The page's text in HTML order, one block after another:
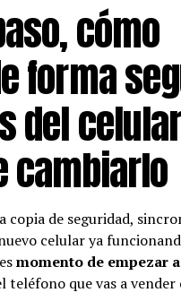
cómo
forma
del
cambiarlo
copia de seguridad,
celular ya
momento de empezar
teléfono que vas a vender